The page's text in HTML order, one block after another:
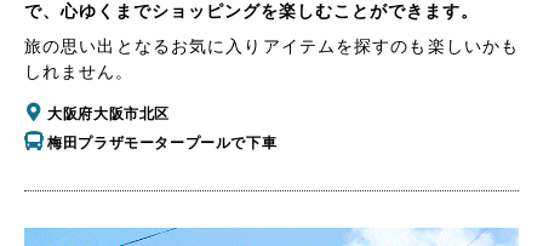
で、心ゆくまでショッピングを楽しむことができます。
旅の思い出となるお気に入りアイテムを探すのも楽しいかも
しれません。
大阪府大阪市北区
梅田プラザモータープールで下車